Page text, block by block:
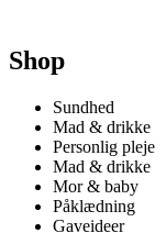
Shop
Sundhed
Mad & drikke
Personlig pleje
Mad & drikke
Mor & baby
Påklædning
Gaveideer